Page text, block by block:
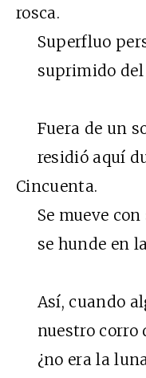
rosca.
Superfluo
suprimido del
Fuera de un
residió aquí
Cincuenta.
Se mueve con
se hunde en
Así, cuando
nuestro corro
¿no era la